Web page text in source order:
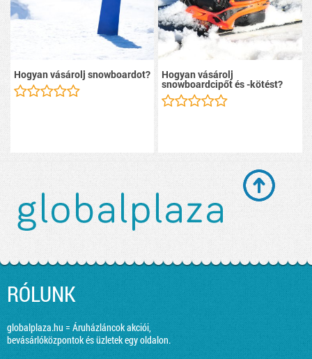
Hogyan vásárolj snowboardot? Hogyan vásárolj
snowboardcipőt és -kötést?
RÓLUNK
globalplaza.hu = Áruházláncok akciói,
bevásárlóközpontok és üzletek egy oldalon.